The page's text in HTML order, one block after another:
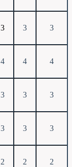
3 3 3
4 4 4
3 3 3
3 3 3
2 2 2